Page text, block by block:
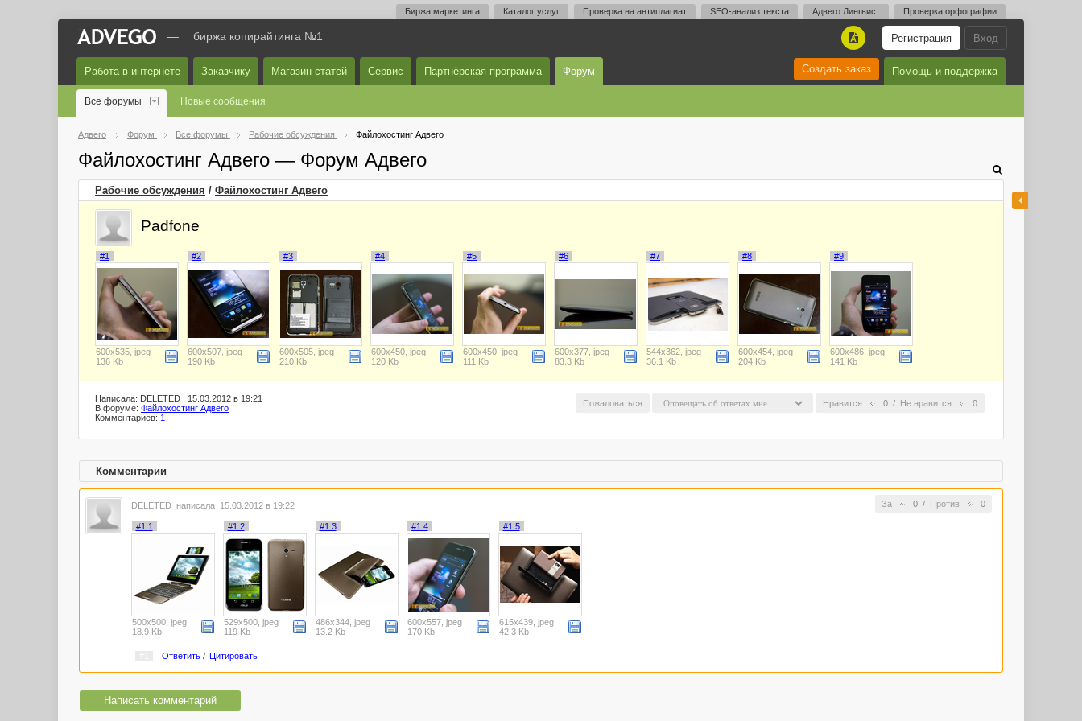
Биржа маркетинга Каталог услуг Проверка на антиплагиат SEO-анализ текста Адвего Лингвист Проверка орфографии
Вход
Регистрация
A
— биржа копирайтинга №1
Работа в интернете Заказчику Магазин статей Сервис Партнёрская программа Форум Помощь и поддержка
Создать заказ
Все форумы Новые сообщения
Адвего Форум Все форумы Рабочие обсуждения Файлохостинг Адвего
Файлохостинг Адвего — Форум Адвего
Рабочие обсуждения / Файлохостинг Адвего
Padfone
#1
600x535, jpeg
136 Kb
#2
600x507, jpeg
190 Kb
#3
600x505, jpeg
210 Kb
#4
600x450, jpeg
120 Kb
#5
600x450, jpeg
111 Kb
#6
600x377, jpeg
83.3 Kb
#7
544x362, jpeg
36.1 Kb
#8
600x454, jpeg
204 Kb
#9
600x486, jpeg
141 Kb
Нравится 0 / Не нравится 0
Пожаловаться
Написала: DELETED , 15.03.2012 в 19:21
В форуме: Файлохостинг Адвего
Комментариев: 1
Комментарии
За 0/ Против 0
DELETED написала 15.03.2012 в 19:22
#1.1
500x500, jpeg
18.9 Kb
#1.2
529x500, jpeg
119 Kb
#1.3
486x344, jpeg
13.2 Kb
#1.4
600x557, jpeg
170 Kb
#1.5
615x439, jpeg
42.3 Kb
Ответить/ Цитировать
Написать комментарий